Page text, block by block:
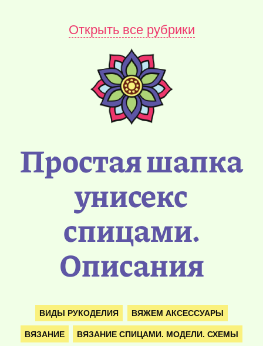
Открыть все рубрики
Простая шапка
унисекс
спицами.
Описания
ВИДЫ РУКОДЕЛИЯ ВЯЖЕМ АКСЕССУАРЫ
ВЯЗАНИЕ ВЯЗАНИЕ СПИЦАМИ. МОДЕЛИ. СХЕМЫ